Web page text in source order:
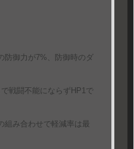
力が7%、防御時のダ
闘不能にならずHP1で
合わせで軽減率は最